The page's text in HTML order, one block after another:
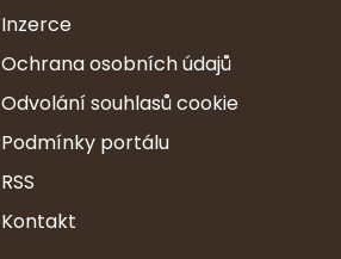
Inzerce
Ochrana osobních údajů
Odvolání souhlasů cookie
Podmínky portálu
RSS
Kontakt